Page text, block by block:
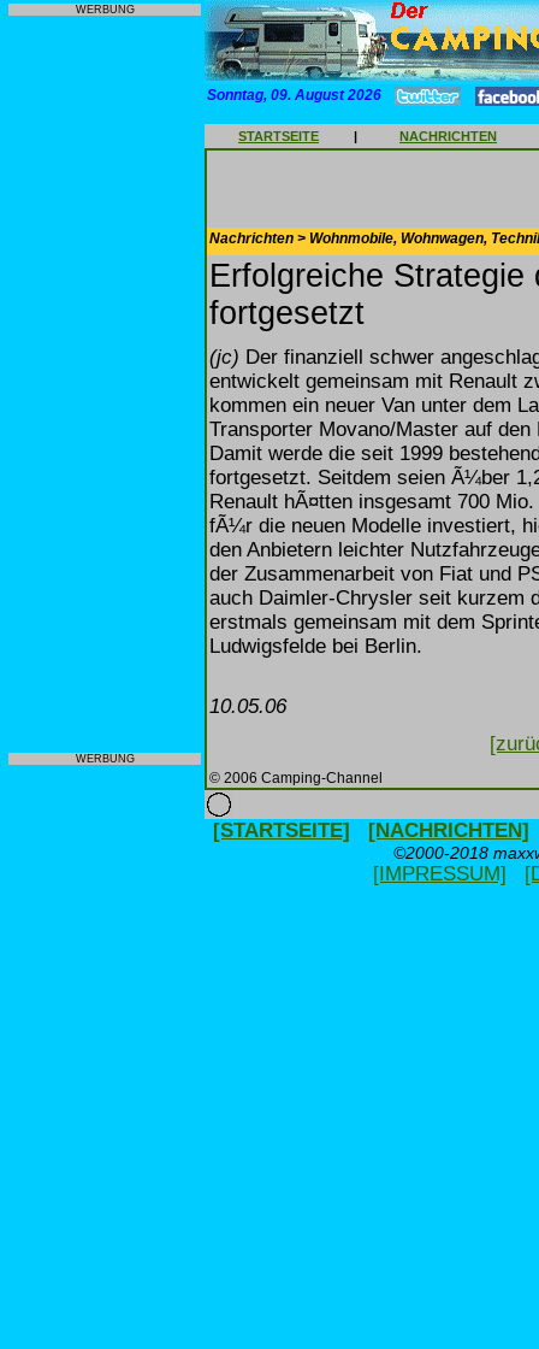
WERBUNG
WERBUNG
Sonntag, 09. August 2026
STARTSEITE | NACHRICHTEN
Nachrichten > Wohnmobile, Wohnwagen,
Erfolgreiche
fortgesetzt
(jc) Der finanziell schwer
entwickelt gemeinsam mit Renault
kommen ein neuer Van unter dem
Transporter Movano/Master auf
Damit werde die seit 1999
fortgesetzt. Seitdem seien Ã¼ber
Renault hÃ¤tten insgesamt 700
fÃ¼r die neuen Modelle investiert,
den Anbietern leichter
der Zusammenarbeit von Fiat und
auch Daimler-Chrysler seit kurzem
erstmals gemeinsam mit dem
Ludwigsfelde bei Berlin.
10.05.06
© 2006 Camping-Channel
[STARTSEITE] [NACHRICHTEN]
©2000-2018
[IMPRESSUM]